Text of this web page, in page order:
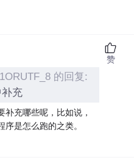
的回复:
充
补充哪些呢，比如说，
是怎么跑的之类。
赞